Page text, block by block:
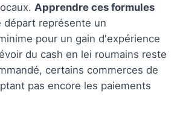
Apprendre ces formules
départ représente un
pour un gain d'expérience
du cash en lei roumains reste
certains commerces de
pas encore les paiements